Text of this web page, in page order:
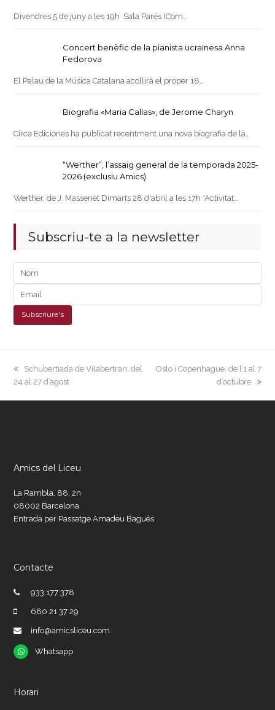
Divendres 5 de juny a les 19h Sala Parés (Com…
Concert benèfic de la pianista ucraïnesa Anna
Fedorova
El Palau de la Música Catalana acollirà el proper 18…
Biografia «Maria Callas», de Jerome Charyn
Circe Ediciones ha publicat recentment una nova biografia de la…
“Werther”, l’assaig general de la temporada 2025-
2026 (exclusiu Amics)
Werther, de J. Massenet Dimarts 28 d'abril a les 17h *Activitat…
Subscriu-te a la newsletter
previous
post:
Schubertíada de Vilabertran, del
24 al 27 d’agost
next
Oslo i Copenhague, de l’1 al 7
d’octubre
Amics del Liceu
La Rambla, 88, 2n
08002 Barcelona
Entrada per Passatge Amadeu Bagués
Contacte
933 177 378
680 21 37 29
info@amicsliceu.com
Whatsapp
Whatsapp
Horari